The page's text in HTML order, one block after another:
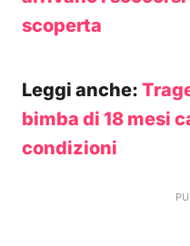
scoperta
Leggi anche:
bimba di 18 mesi
condizioni